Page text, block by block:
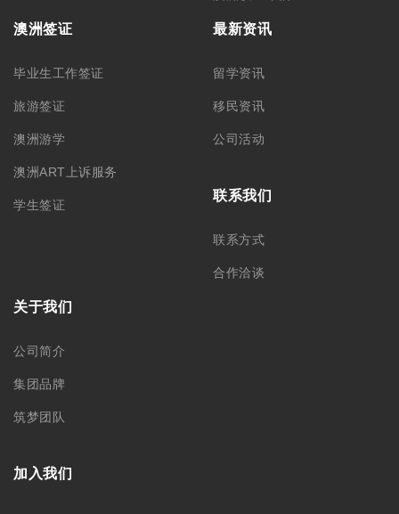
澳洲签证
毕业生工作签证
旅游签证
澳洲游学
澳洲ART上诉服务
学生签证
最新资讯
留学资讯
移民资讯
公司活动
联系我们
联系方式
合作洽谈
关于我们
公司简介
集团品牌
筑梦团队
加入我们